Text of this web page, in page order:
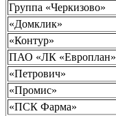
Группа «Черкизово»
«Домклик»
«Контур»
ПАО «ЛК «Европлан»
«Петрович»
«Промис»
«ПСК Фарма»